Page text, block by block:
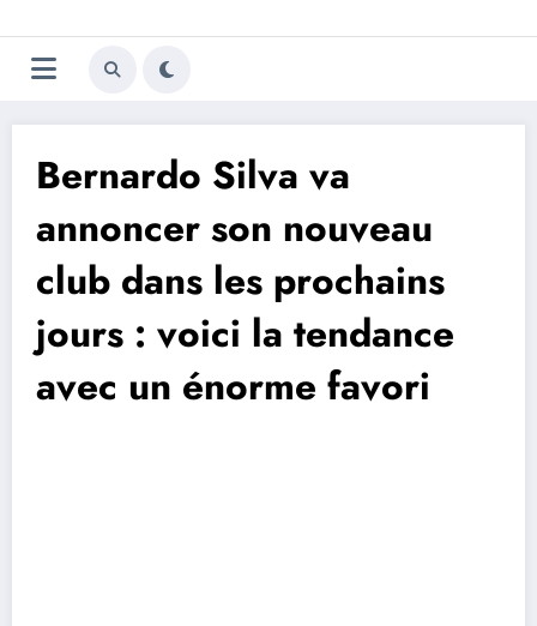
au
contenu
Trivela
L'actualité du football
Bernardo Silva va
annoncer son nouveau
club dans les prochains
jours : voici la tendance
avec un énorme favori